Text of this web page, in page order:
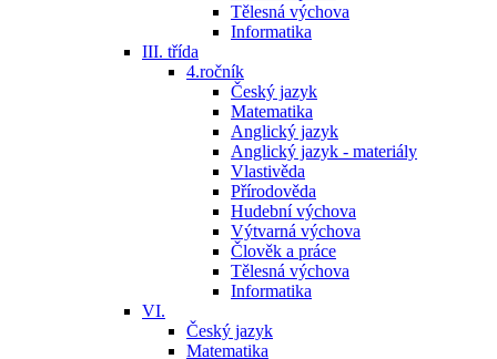
Tělesná výchova
Informatika
III. třída
4.ročník
Český jazyk
Matematika
Anglický jazyk
Anglický jazyk - materiály
Vlastivěda
Přírodověda
Hudební výchova
Výtvarná výchova
Člověk a práce
Tělesná výchova
Informatika
VI.
Český jazyk
Matematika